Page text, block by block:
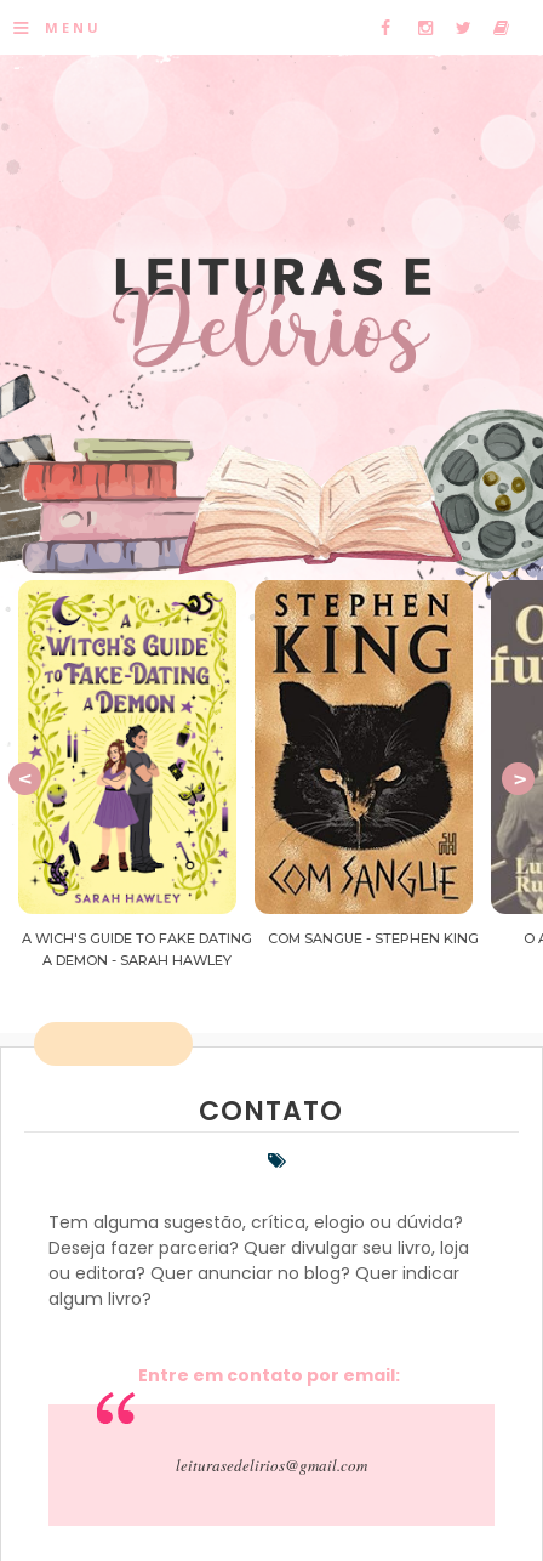
≡ MENU
DATING
COM SANGUE - STEPHEN KING
O ANTIGO FUTURO - LUIZ
CONTATO
Tem alguma sugestão, crítica, elogio ou dúvida?
Deseja fazer parceria? Quer divulgar seu livro, loja
ou editora? Quer anunciar no blog? Quer indicar
algum livro?
Entre em contato por email:
leiturasedelirios@gmail.com